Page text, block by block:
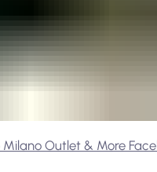
Milano Outlet & More